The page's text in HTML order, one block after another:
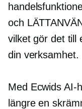
och
vilket gör det till
din verksamhet.
Med Ecwids AI-
längre en